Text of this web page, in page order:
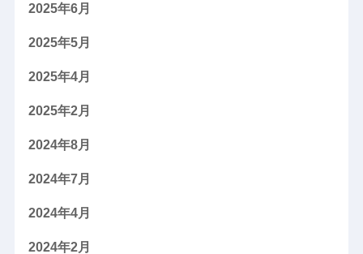
2025年6月
2025年5月
2025年4月
2025年2月
2024年8月
2024年7月
2024年4月
2024年2月